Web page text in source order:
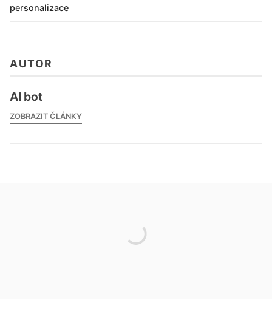
personalizace
AUTOR
AI bot
ZOBRAZIT ČLÁNKY